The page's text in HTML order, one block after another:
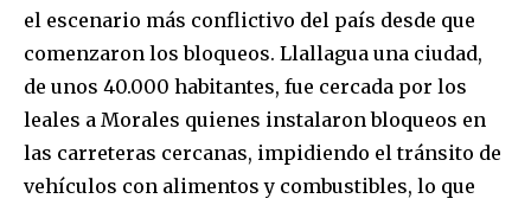
el escenario más conflictivo del país desde que
comenzaron los bloqueos. Llallagua una ciudad,
de unos 40.000 habitantes, fue cercada por los
leales a Morales quienes instalaron bloqueos en
las carreteras cercanas, impidiendo el tránsito de
vehículos con alimentos y combustibles, lo que